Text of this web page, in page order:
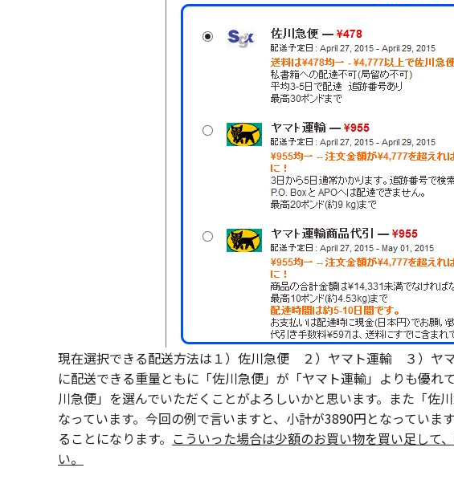
現在選択できる配送方法は１）佐川急便 ２）ヤマト運輸 ３）ヤ
に配送できる重量ともに「佐川急便」が「ヤマト運輸」よりも優れ
川急便」を選んでいただくことがよろしいかと思います。また「佐
なっています。今回の例で言いますと、小計が3890円となっていま
ることになります。 こういった場合は少額のお買い物を買い足して
い。